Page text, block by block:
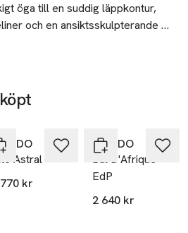
öga till en suddig läppkontur,
och en ansiktsskulpterande
med syntetiska fibrer av
designad för att
Astral
kr
BYREDO
Bal D'Afrique
EdP
2 640 kr